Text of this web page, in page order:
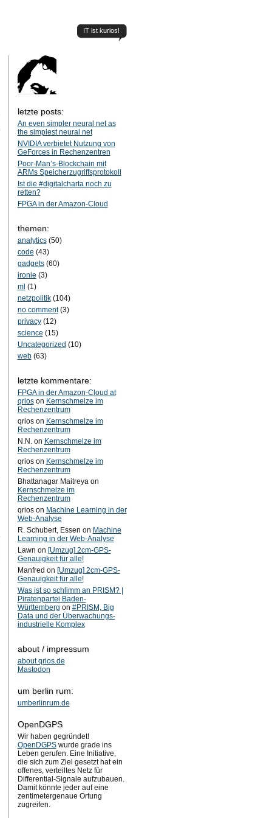
IT ist kurios!
letzte posts:
An even simpler neural net as
the simplest neural net
NVIDIA verbietet Nutzung von
GeForces in Rechenzentren
Poor-Man’s-Blockchain mit
ARMs Speicherzugriffsprotokoll
Ist die #digitalcharta noch zu
retten?
FPGA in der Amazon-Cloud
themen:
analytics(50)
code (43)
gadgets(60)
ironie (3)
ml (1)
netzpolitik(104)
no comment(3)
privacy(12)
science (15)
Uncategorized (10)
web(63)
letzte kommentare:
FPGA in der Amazon-Cloud at
qrioson Kernschmelze im
Rechenzentrum
qrios on Kernschmelze im
Rechenzentrum
N.N. on Kernschmelze im
Rechenzentrum
qrios on Kernschmelze im
Rechenzentrum
Bhattanagar Maitreya on
Kernschmelze im
Rechenzentrum
qrios on Machine Learning in der
Web-Analyse
R. Schubert, Essen on Machine
Learning in der Web-Analyse
Lawn on [Umzug] 2cm-GPS-
Genauigkeit für alle!
Manfred on [Umzug] 2cm-GPS-
Genauigkeit für alle!
Was ist so schlimm an PRISM? |
Piratenpartei Baden-
Württemberg on #PRISM, Big
Data und der Überwachungs-
industrielle Komplex
about / impressum
about qrios.de
Mastodon
um berlin rum:
umberlinrum.de
OpenDGPS
Wir haben gegründet!
OpenDGPSwurde grade ins
Leben gerufen. Eine Initiative,
die sich zum Ziel gesetzt hat ein
offenes, verteiltes Netz für
Differential-Signale aufzubauen.
Damit könnte jeder auf eine
zentimetergenaue Ortung
zugreifen.